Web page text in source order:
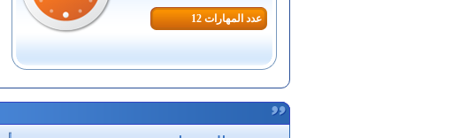
عدد المهارات 12